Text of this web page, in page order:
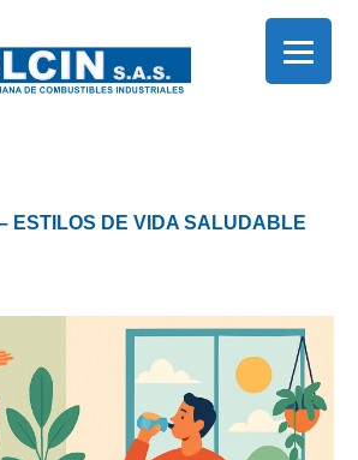
ESTILOS DE VIDA SALUDABLE